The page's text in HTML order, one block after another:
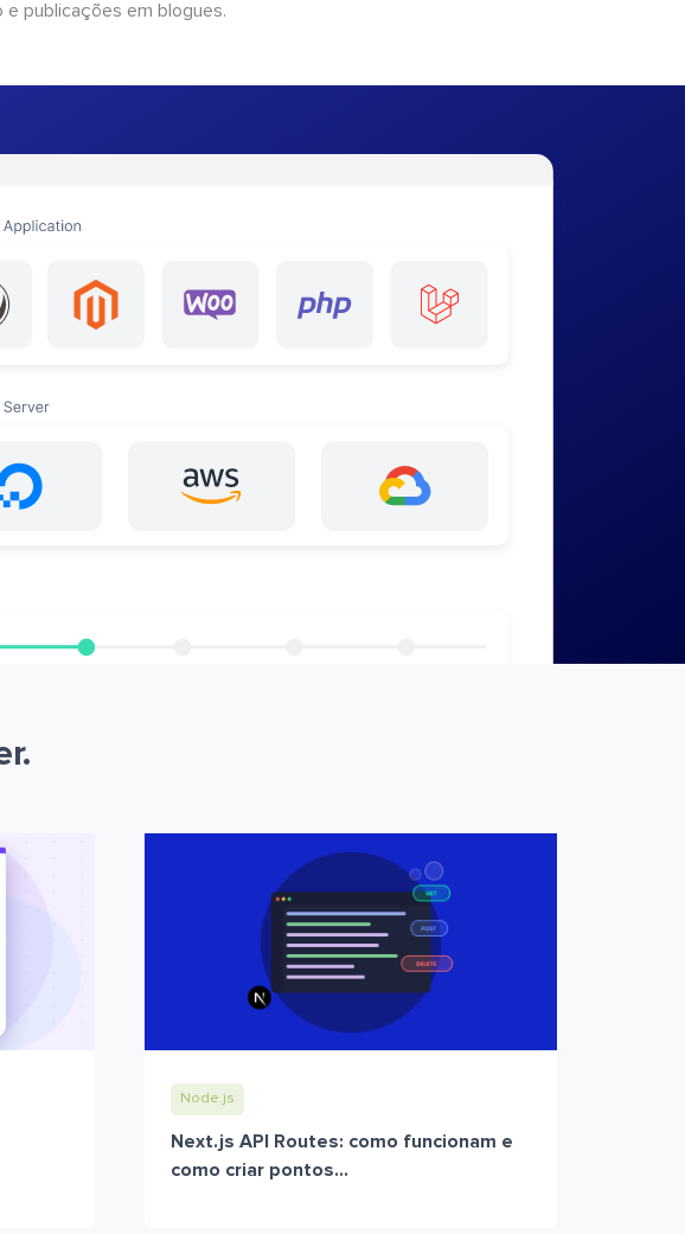
e publicações em blogues.
Node.js
Next.js API Routes: como funcionam e
como criar pontos...